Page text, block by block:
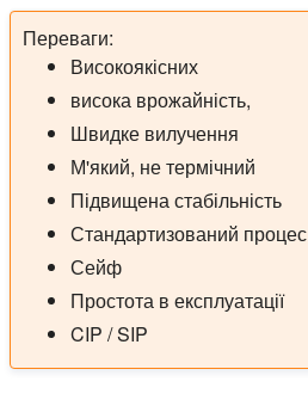
Переваги:
Високоякісних
висока врожайність,
Швидке вилучення
М'який, не термічний
Підвищена стабільність
Стандартизований процес
Сейф
Простота в експлуатації
CIP / SIP